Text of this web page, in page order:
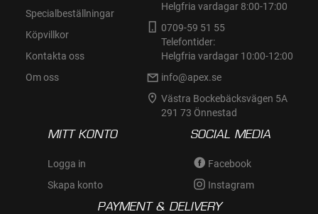
Specialbeställningar
Köpvillkor
Kontakta oss
Om oss
Helgfria vardagar 8:00-17:00
0709-59 51 55
Telefontider:
Helgfria vardagar 10:00-12:00
info@apex.se
Västra Bockebäcksvägen 5A
291 73 Önnestad
MITT KONTO
Logga in
Skapa konto
SOCIAL MEDIA
Facebook
Instagram
PAYMENT & DELIVERY